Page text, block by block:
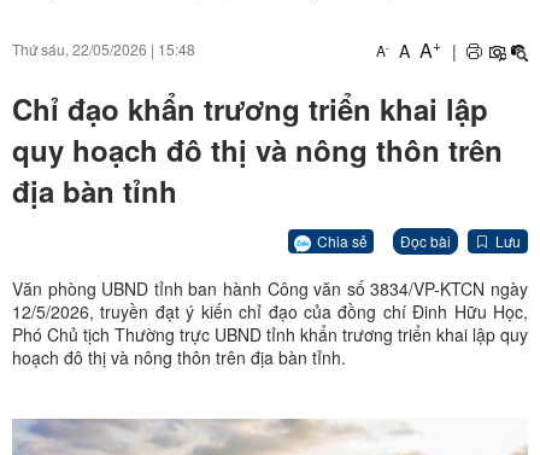
Thứ sáu, 22/05/2026 | 15:48 A- A A+ |
Chỉ đạo khẩn trương triển khai lập
quy hoạch đô thị và nông thôn trên
địa bàn tỉnh
Chia sẻ Đọc bài Lưu
Văn phòng UBND tỉnh ban hành Công văn số 3834/VP-KTCN ngày
12/5/2026, truyền đạt ý kiến chỉ đạo của đồng chí Đinh Hữu Học,
Phó Chủ tịch Thường trực UBND tỉnh khẩn trương triển khai lập quy
hoạch đô thị và nông thôn trên địa bàn tỉnh.